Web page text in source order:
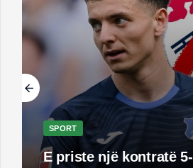
SPORT
E priste një kontratë 5-